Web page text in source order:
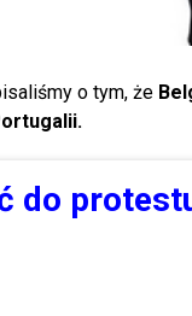
o tym, że
do